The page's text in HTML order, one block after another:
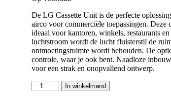
De LG Cassette Unit is de perfecte
airco voor commerciële toepassingen.
ideaal voor kantoren, winkels, restaurants
luchtstroom wordt de lucht fluisterstil de
ontmoetingsruimte wordt behouden. De
controle, waar je ook bent. Naadloze
voor een strak en onopvallend ontwerp.
MT06R.NR0
LG
In winkelmand